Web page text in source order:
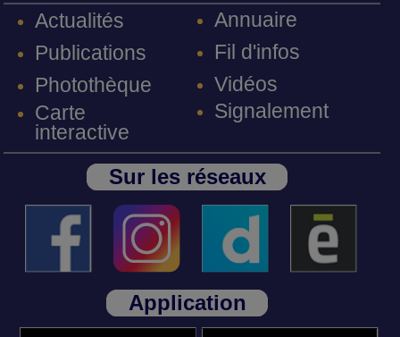
Actualités
Publications
Photothèque
Carte
interactive
Annuaire
Fil d'infos
Vidéos
Signalement
Sur les réseaux
Application